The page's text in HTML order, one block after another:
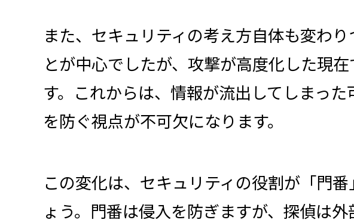
また、セキュリティの考え方自体も変わ
とが中心でしたが、攻撃が高度化した現
す。これからは、情報が流出してしまっ
を防ぐ視点が不可欠になります。
この変化は、セキュリティの役割が「門
ょう。門番は侵入を防ぎますが、探偵は